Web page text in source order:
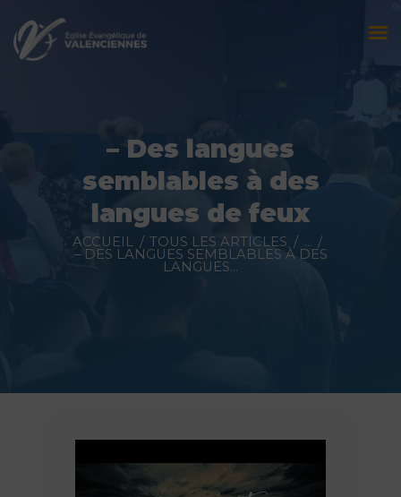
– Des langues
semblables à des
langues de feux
ACCUEIL TOUS LES ARTICLES ...
– DES LANGUES SEMBLABLES À DES
LANGUES...
Évènements
Prédications
Nous contacter